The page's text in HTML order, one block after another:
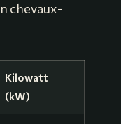
chevaux-
Kilowatt
(kW)